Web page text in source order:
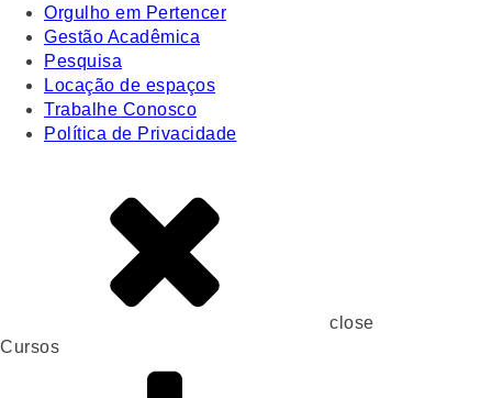
Orgulho em Pertencer
Gestão Acadêmica
Pesquisa
Locação de espaços
Trabalhe Conosco
Política de Privacidade
close
Cursos